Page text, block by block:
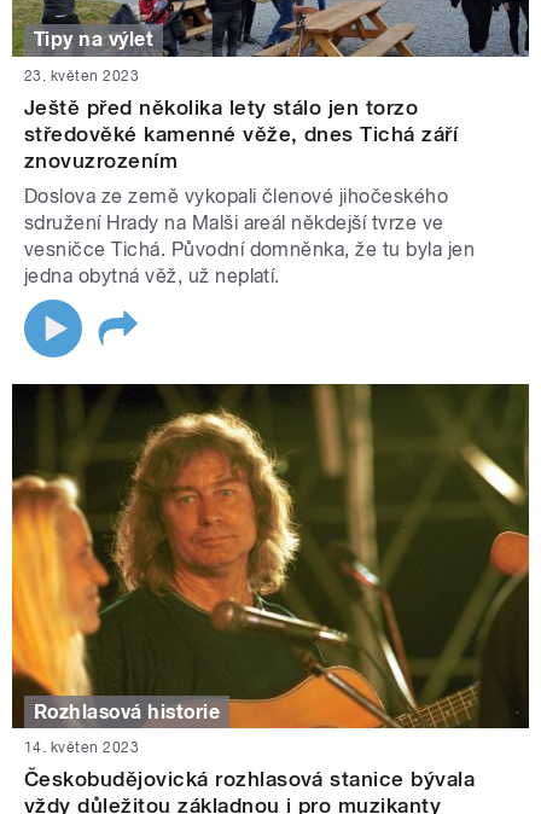
Tipy na výlet
23. květen 2023
Ještě před několika lety stálo jen torzo
středověké kamenné věže, dnes Tichá září
znovuzrozením
Doslova ze země vykopali členové jihočeského
sdružení Hrady na Malši areál někdejší tvrze ve
vesničce Tichá. Původní domněnka, že tu byla jen
jedna obytná věž, už neplatí.
Rozhlasová historie
14. květen 2023
Českobudějovická rozhlasová stanice bývala
vždy důležitou základnou i pro muzikanty